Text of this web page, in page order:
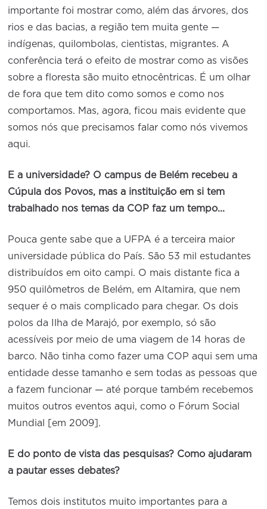
importante foi mostrar como, além das árvores, dos
rios e das bacias, a região tem muita gente —
indígenas, quilombolas, cientistas, migrantes. A
conferência terá o efeito de mostrar como as visões
sobre a floresta são muito etnocêntricas. É um olhar
de fora que tem dito como somos e como nos
comportamos. Mas, agora, ficou mais evidente que
somos nós que precisamos falar como nós vivemos
aqui.
E a universidade? O campus de Belém recebeu a
Cúpula dos Povos, mas a instituição em si tem
trabalhado nos temas da COP faz um tempo...
Pouca gente sabe que a UFPA é a terceira maior
universidade pública do País. São 53 mil estudantes
distribuídos em oito campi. O mais distante fica a
950 quilômetros de Belém, em Altamira, que nem
sequer é o mais complicado para chegar. Os dois
polos da Ilha de Marajó, por exemplo, só são
acessíveis por meio de uma viagem de 14 horas de
barco. Não tinha como fazer uma COP aqui sem uma
entidade desse tamanho e sem todas as pessoas que
a fazem funcionar — até porque também recebemos
muitos outros eventos aqui, como o Fórum Social
Mundial [em 2009].
E do ponto de vista das pesquisas? Como ajudaram
a pautar esses debates?
Temos dois institutos muito importantes para a